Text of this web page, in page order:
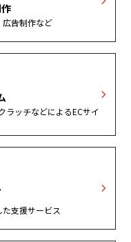
広告制作など
ラッチなどによるECサイ
支援サービス